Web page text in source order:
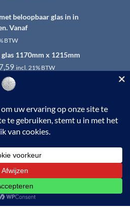
is:
€4.917,44.
beloopbaar glas in in
Vanaf
BTW
1170mm x 1215mm
Huidige
prijs
is:
incl. 21% BTW
is een onderdeel van HTI-RVS |
| KvKnr. 09088773 | NL95
| Web ontwerp:EYE-
Otterlo.